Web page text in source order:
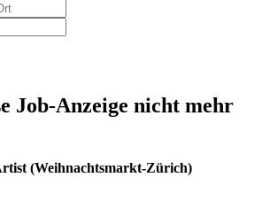
Job-Anzeige nicht mehr
(Weihnachtsmarkt-Zürich)